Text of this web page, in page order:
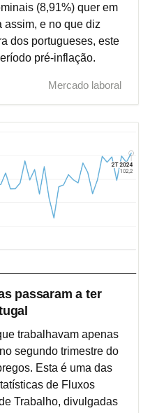
(8,91%) quer em
assim, e no que diz
dos portugueses, este
pré-inflação.
Mercado laboral
passaram a ter
trabalhavam apenas
segundo trimestre do
Esta é uma das
de Fluxos
Trabalho, divulgadas